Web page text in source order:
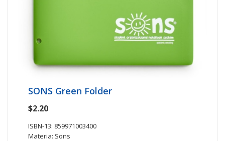
SONS Green Folder
$2.20
ISBN-13: 859971003400
Materia: Sons